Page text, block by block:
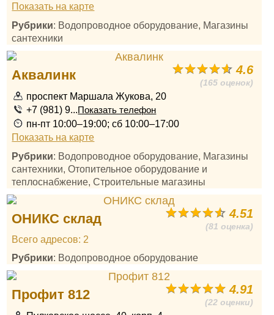
Показать на карте
Рубрики: Водопроводное оборудование, Магазины
сантехники
4.6
(165 оценок)
Аквалинк
проспект Маршала Жукова, 20
+7 (981) 9...Показать телефон
пн-пт 10:00–19:00; сб 10:00–17:00
Показать на карте
Рубрики: Водопроводное оборудование, Магазины
сантехники, Отопительное оборудование и
теплоснабжение, Строительные магазины
4.51
(81 оценка)
ОНИКС склад
Всего адресов: 2
Рубрики: Водопроводное оборудование
4.91
(22 оценки)
Профит 812